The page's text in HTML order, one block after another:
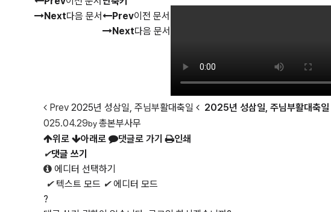
Next다음 문서
Prev이전 문서
Next다음 문서
Prev 2025년 성삼일, 주님부활대축일 2025년 성삼일, 주님부활대축일
025.04.29by총본부사무
위로
아래로 댓글로 가기
인쇄
✔댓글 쓰기
에디터 선택하기
✔ 텍스트 모드 ✔에디터 모드
?